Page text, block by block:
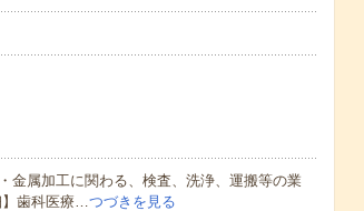
金属加工に関わる、検査、洗浄、運搬等の業
】歯科医療…つづきを見る